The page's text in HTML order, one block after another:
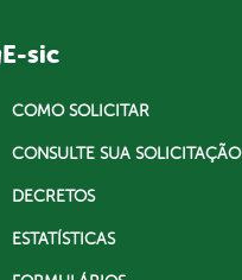
E-sic
COMO SOLICITAR
CONSULTE SUA SOLICITAÇÃO
DECRETOS
ESTATÍSTICAS